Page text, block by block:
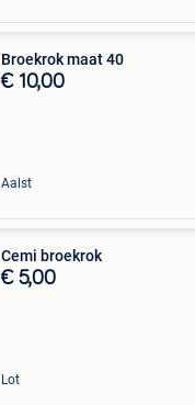
Broekrok maat 40
€ 10,00
Aalst
Cemi broekrok
€ 5,00
Lot